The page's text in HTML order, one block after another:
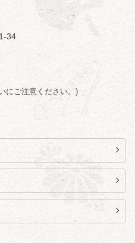
9時30分 開場
）
2,500円
・力造 二人会事務局 090-
34
いにご注意ください。)